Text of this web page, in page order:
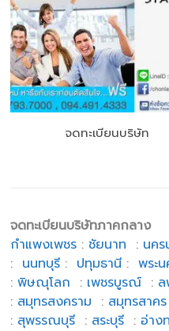
จดทะเบียนบริษัท
จดทะเบียนบริษัทภาคกลาง
กำแพงเพชร : ชัยนาท : นค
: นนทบุรี : ปทุมธานี :พระ
:พิษณุโลก : เพชรบูรณ์ :
: สมุทรสงคราม : สมุทรสาคร
: สุพรรณบุรี : สระบุรี : อ่าง